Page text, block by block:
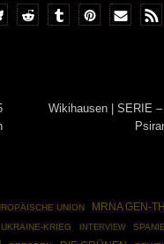
Wikihausen | SERIE
UNION MRNA GEN-
UKRAINE-KRIEG INTERVIEW